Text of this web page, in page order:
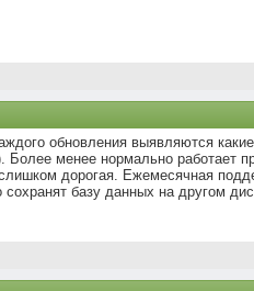
обновления выявляются
Более менее нормально работает
дорогая. Ежемесячная
базу данных на другом